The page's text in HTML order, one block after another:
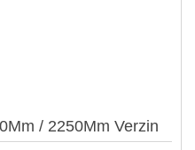
/ 2250Mm Verzin